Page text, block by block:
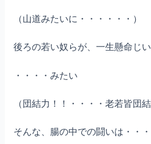
（山道みたいに・・・・・・）
後ろの若い奴らが、一生懸命じ
・・・・みたい
（団結力！！・・・・老若皆団結
そんな、腸の中での闘いは・・